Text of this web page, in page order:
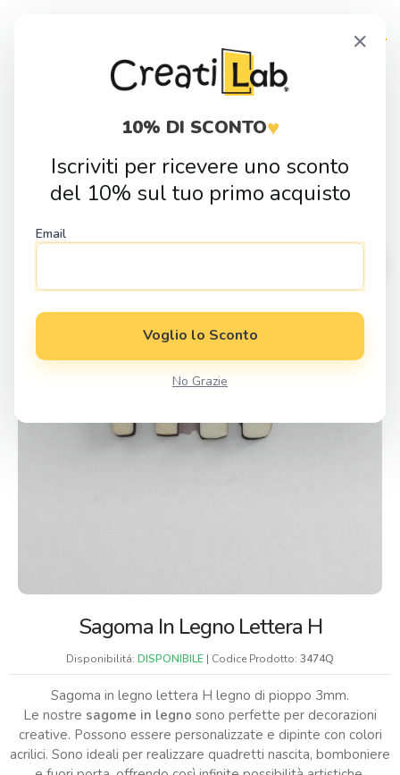
Home Fai da Te Sagome in Legno Alfabeto
Sagoma in
legno lettera H
Sagoma In Legno Lettera H
Disponibilitá: DISPONIBILE | Codice Prodotto: 3474Q
Sagoma in legno lettera H legno di pioppo 3mm.
Le nostre sagome in legno sono perfette per decorazioni
creative. Possono essere personalizzate e dipinte con colori
acrilici. Sono ideali per realizzare quadretti nascita, bomboniere
×
10% DI SCONTO♥
Iscriviti per ricevere uno sconto
del 10% sul tuo primo acquisto
Email
Voglio lo Sconto
No Grazie